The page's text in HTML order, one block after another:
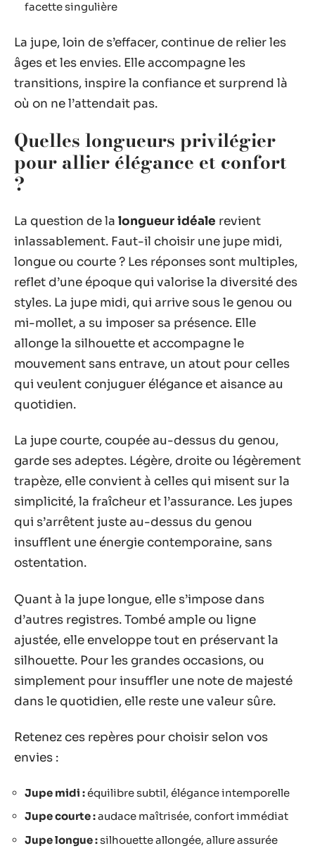
facette singulière
La jupe, loin de s’effacer, continue de relier les
âges et les envies. Elle accompagne les
transitions, inspire la confiance et surprend là
où on ne l’attendait pas.
Quelles longueurs privilégier
pour allier élégance et confort
?
La question de la longueur idéale revient
inlassablement. Faut-il choisir une jupe midi,
longue ou courte ? Les réponses sont multiples,
reflet d’une époque qui valorise la diversité des
styles. La jupe midi, qui arrive sous le genou ou
mi-mollet, a su imposer sa présence. Elle
allonge la silhouette et accompagne le
mouvement sans entrave, un atout pour celles
qui veulent conjuguer élégance et aisance au
quotidien.
La jupe courte, coupée au-dessus du genou,
garde ses adeptes. Légère, droite ou légèrement
trapèze, elle convient à celles qui misent sur la
simplicité, la fraîcheur et l’assurance. Les jupes
qui s’arrêtent juste au-dessus du genou
insufflent une énergie contemporaine, sans
ostentation.
Quant à la jupe longue, elle s’impose dans
d’autres registres. Tombé ample ou ligne
ajustée, elle enveloppe tout en préservant la
silhouette. Pour les grandes occasions, ou
simplement pour insuffler une note de majesté
dans le quotidien, elle reste une valeur sûre.
Retenez ces repères pour choisir selon vos
envies :
Jupe midi :équilibre subtil, élégance intemporelle
Jupe courte :audace maîtrisée, confort immédiat
Jupe longue :silhouette allongée, allure assurée